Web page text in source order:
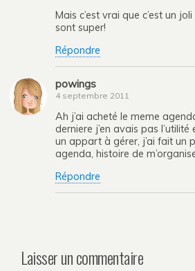
Mais c’est vrai que c’est un
sont super!
Répondre
powings
4 septembre 2011
Ah j’ai acheté le meme
derniere j’en avais pas
un appart à gérer, j’ai fait un
agenda, histoire de
Répondre
Laisser un commentaire